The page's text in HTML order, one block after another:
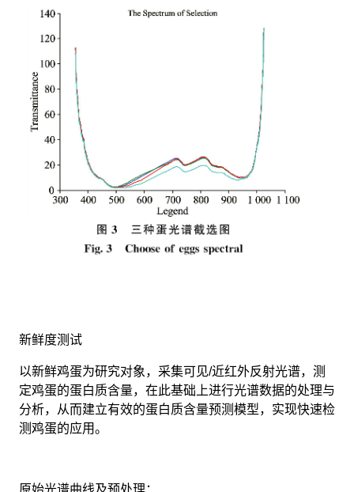
新鲜度测试
以新鲜鸡蛋为研究对象，采集可见/近红外反射光谱，测
定鸡蛋的蛋白质含量，在此基础上进行光谱数据的处理与
分析，从而建立有效的蛋白质含量预测模型，实现快速检
测鸡蛋的应用。
原始光谱曲线及预处理：